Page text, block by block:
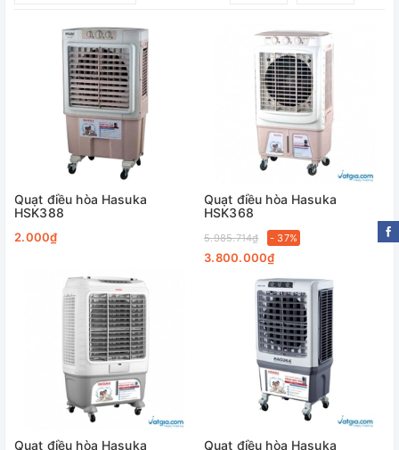
Quạt điều hòa Hasuka
HSK388
2.000₫
Quạt điều hòa Hasuka
HSK368
5.985.714₫ - 37%
3.800.000₫
Quạt điều hòa Hasuka
Quạt điều hòa Hasuka